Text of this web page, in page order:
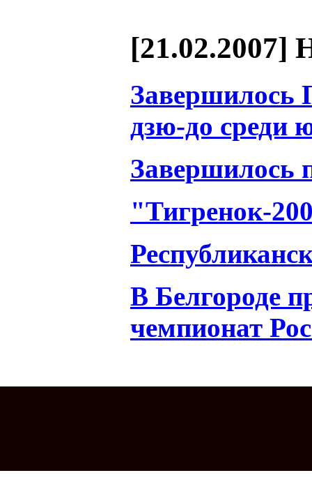
[21.02.2007]
Завершилось
дзю-до среди
Завершилось
"Тигренок-
В Белгороде
чемпионат